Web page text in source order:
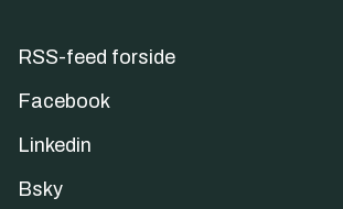
RSS-feed forside
Facebook
Linkedin
Bsky